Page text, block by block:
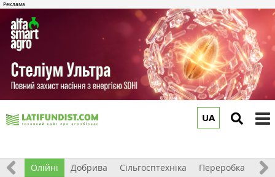
UA
Олійні Добрива Сільгосптехніка Переробка